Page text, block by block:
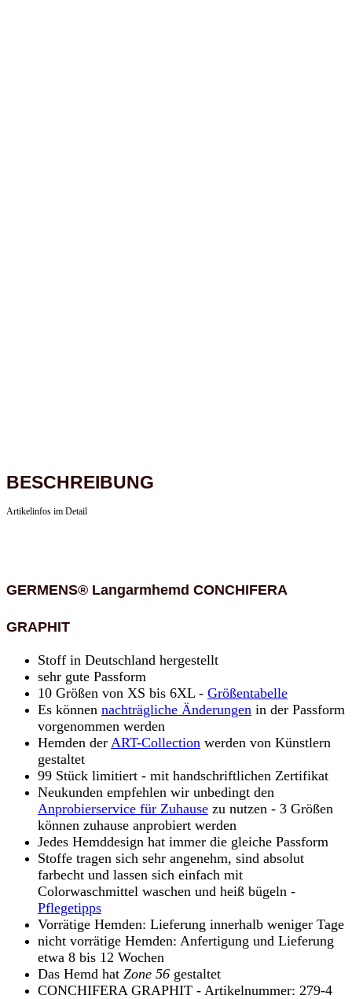
BESCHREIBUNG
Artikelinfos im Detail
GERMENS® Langarmhemd CONCHIFERA
GRAPHIT
Stoff in Deutschland hergestellt
sehr gute Passform
10 Größen von XS bis 6XL - Größentabelle
Es können nachträgliche Änderungen in der Passform
vorgenommen werden
Hemden der ART-Collection werden von Künstlern
gestaltet
99 Stück limitiert - mit handschriftlichen Zertifikat
Neukunden empfehlen wir unbedingt den
Anprobierservice für Zuhause zu nutzen - 3 Größen
können zuhause anprobiert werden
Jedes Hemddesign hat immer die gleiche Passform
Stoffe tragen sich sehr angenehm, sind absolut
farbecht und lassen sich einfach mit
Colorwaschmittel waschen und heiß bügeln -
Pflegetipps
Vorrätige Hemden: Lieferung innerhalb weniger Tage
nicht vorrätige Hemden: Anfertigung und Lieferung
etwa 8 bis 12 Wochen
Das Hemd hat Zone 56 gestaltet
CONCHIFERA GRAPHIT - Artikelnummer: 279-4